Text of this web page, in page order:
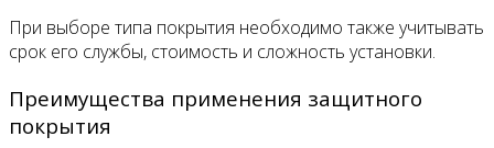
При выборе типа покрытия необходимо также учитывать
срок его службы, стоимость и сложность установки.
Преимущества применения защитного
покрытия